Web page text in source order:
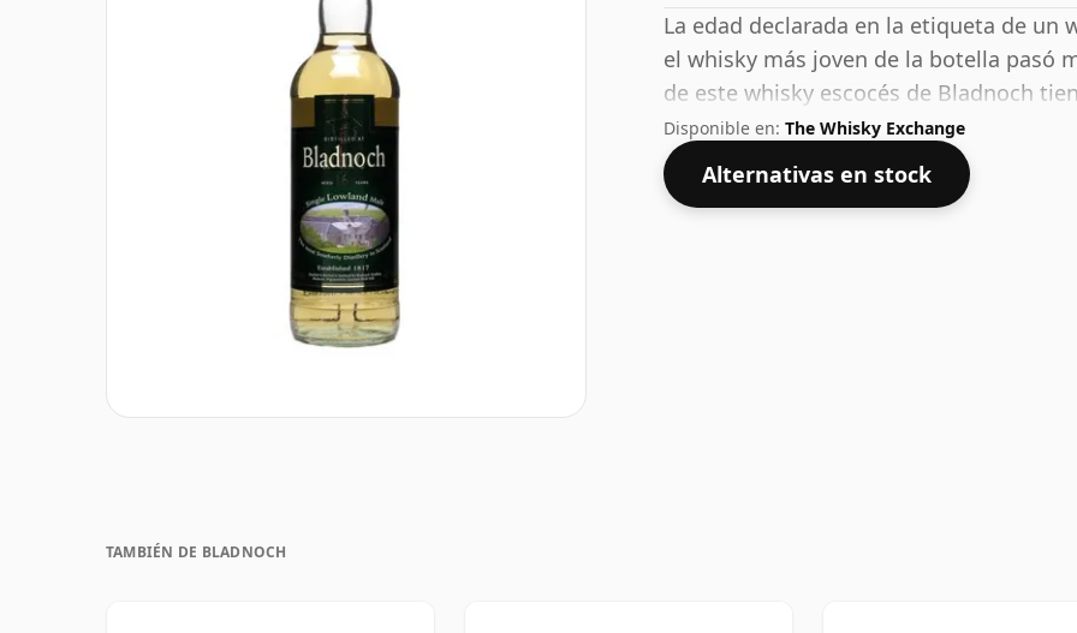
La edad declarada en la etiqueta de un
el whisky más joven de la botella pasó
de este whisky escocés de Bladnoch
70 cl y se embotella con un ABV
Disponible en: The Whisky Exchange
Alternativas en stock
TAMBIÉN DE BLADNOCH